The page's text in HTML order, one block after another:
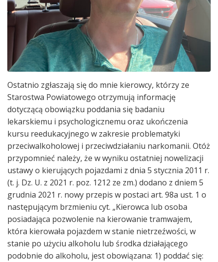
Ostatnio zgłaszają się do mnie kierowcy, którzy ze
Starostwa Powiatowego otrzymują informację
dotyczącą obowiązku poddania się badaniu
lekarskiemu i psychologicznemu oraz ukończenia
kursu reedukacyjnego w zakresie problematyki
przeciwalkoholowej i przeciwdziałaniu narkomanii. Otóż
przypomnieć należy, że w wyniku ostatniej nowelizacji
ustawy o kierujących pojazdami z dnia 5 stycznia 2011 r.
(t. j. Dz. U. z 2021 r. poz. 1212 ze zm.) dodano z dniem 5
grudnia 2021 r. nowy przepis w postaci art. 98a ust. 1 o
następującym brzmieniu cyt. „Kierowca lub osoba
posiadająca pozwolenie na kierowanie tramwajem,
która kierowała pojazdem w stanie nietrzeźwości, w
stanie po użyciu alkoholu lub środka działającego
podobnie do alkoholu, jest obowiązana: 1) poddać się: